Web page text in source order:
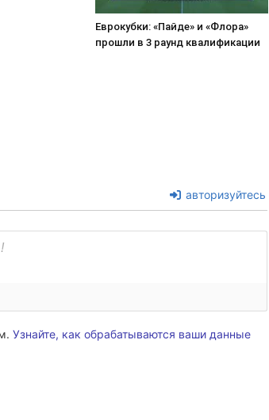
Еврокубки: «Пайде» и «Флора»
прошли в 3 раунд квалификации
авторизуйтесь
Узнайте, как обрабатываются ваши данные